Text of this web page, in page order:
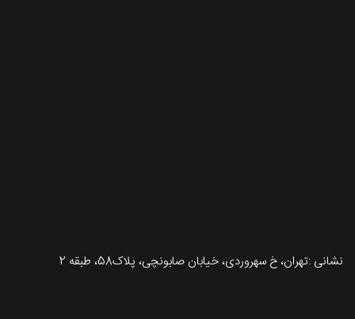
نشانی :تهران، خ سهروردی، خیابان صابونچی، پلاک58، طبقه 2